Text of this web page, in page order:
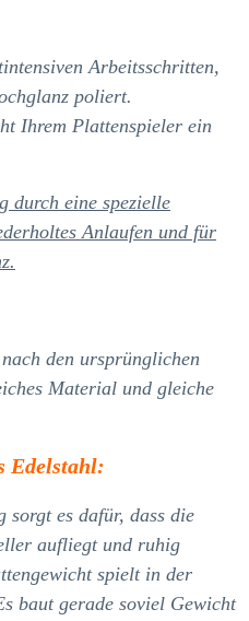
Arbeitsschritten,
poliert.
Ihrem Plattenspieler ein
durch eine spezielle
Anlaufen und für
den ursprünglichen
Material und gleiche
Edelstahl:
sorgt es dafür, dass die
aufliegt und ruhig
spielt in der
baut gerade soviel Gewicht